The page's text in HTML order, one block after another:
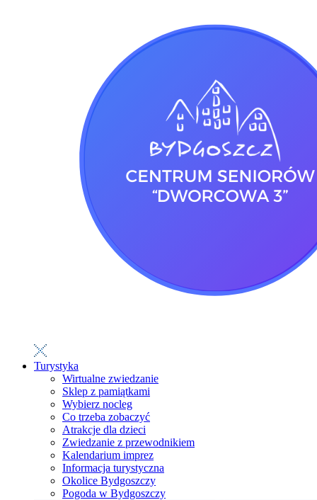
Turystyka
Wirtualne zwiedzanie
Sklep z pamiątkami
Wybierz nocleg
Co trzeba zobaczyć
Atrakcje dla dzieci
Zwiedzanie z przewodnikiem
Kalendarium imprez
Informacja turystyczna
Okolice Bydgoszczy
Pogoda w Bydgoszczy